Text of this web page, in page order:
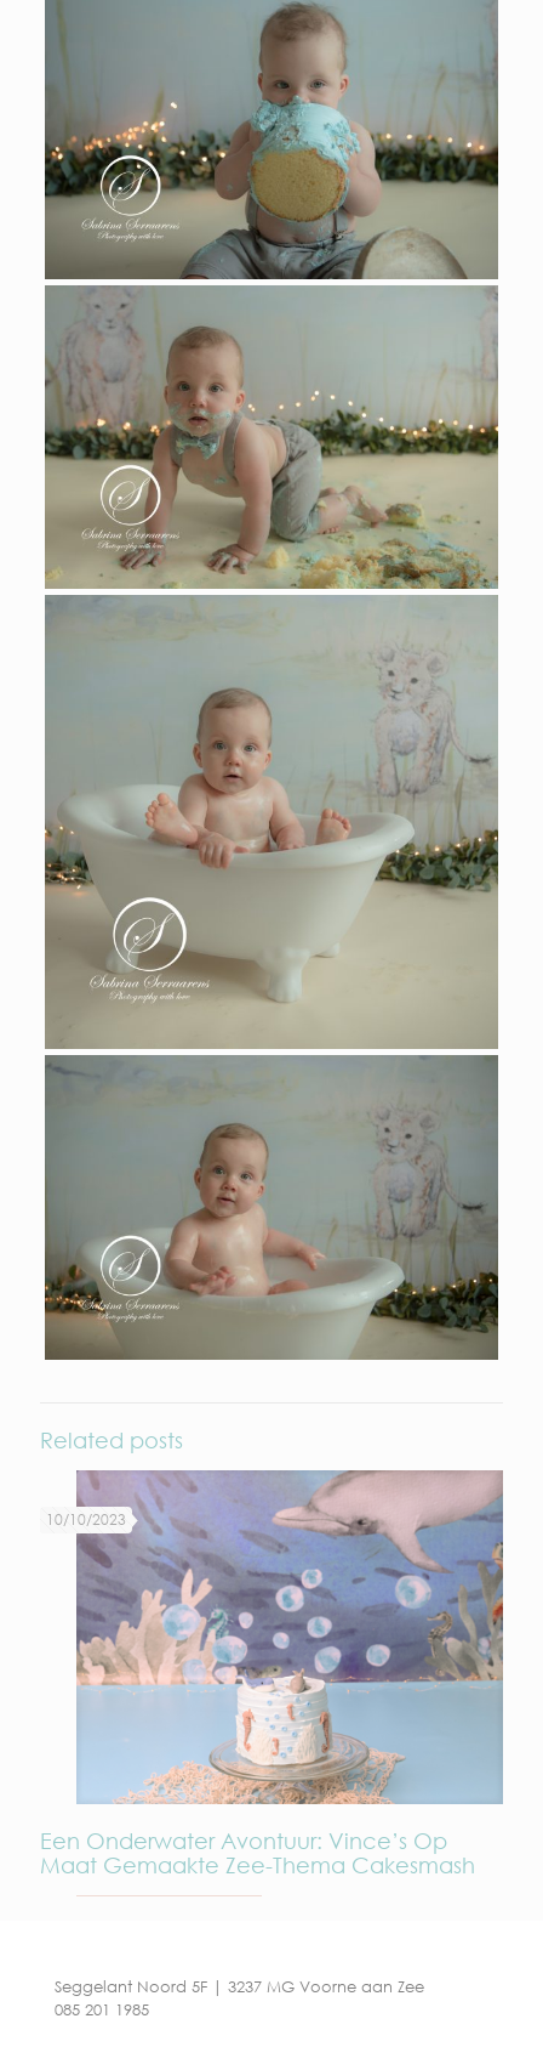
Related posts
10/10/2023
Een Onderwater Avontuur: Vince’s Op
Maat Gemaakte Zee-Thema Cakesmash
Seggelant Noord 5F | 3237 MG Voorne aan Zee
085 201 1985